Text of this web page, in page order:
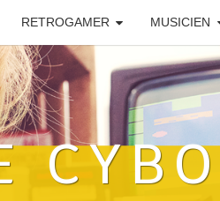
RETROGAMER MUSICIEN